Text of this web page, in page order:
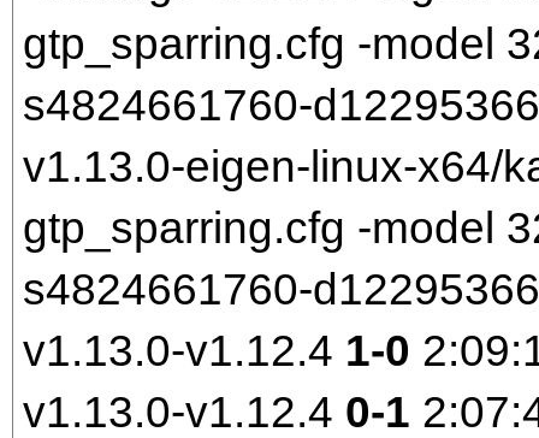
gtp_sparring.cfg -model
s4824661760-
v1.13.0-eigen-linux-x64/
gtp_sparring.cfg -model
s4824661760-
v1.13.0-v1.12.4 1-0
v1.13.0-v1.12.4 0-1